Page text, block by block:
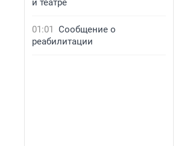
и театре
01:01 Сообщение о
реабилитации